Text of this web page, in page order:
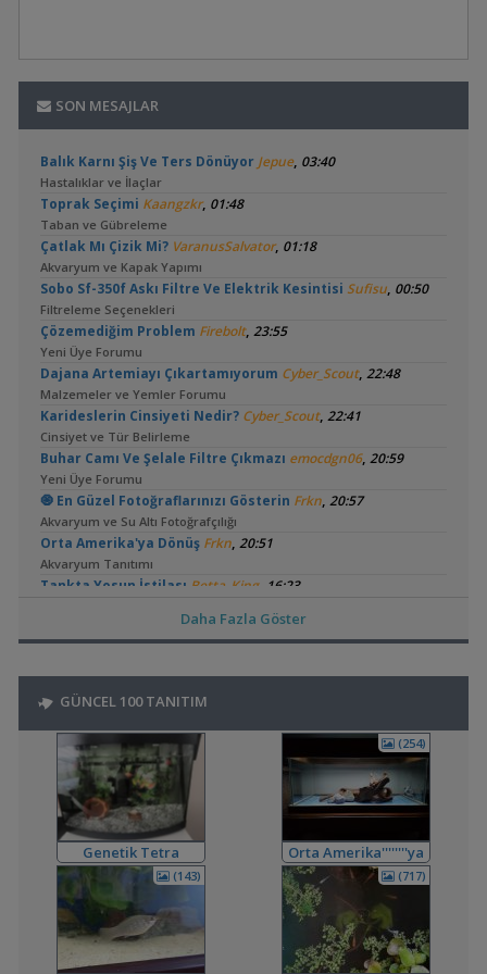
SON MESAJLAR
Balık Karnı Şiş Ve Ters Dönüyor Jepue, 03:40
Hastalıklar ve İlaçlar
Toprak Seçimi Kaangzkr, 01:48
Taban ve Gübreleme
Çatlak Mı Çizik Mi? VaranusSalvator, 01:18
Akvaryum ve Kapak Yapımı
Sobo Sf-350f Askı Filtre Ve Elektrik Kesintisi Sufisu, 00:50
Filtreleme Seçenekleri
Çözemediğim Problem Firebolt, 23:55
Yeni Üye Forumu
Dajana Artemiayı Çıkartamıyorum Cyber_Scout, 22:48
Malzemeler ve Yemler Forumu
Karideslerin Cinsiyeti Nedir? Cyber_Scout, 22:41
Cinsiyet ve Tür Belirleme
Buhar Camı Ve Şelale Filtre Çıkmazı emocdgn06, 20:59
Yeni Üye Forumu
🧿 En Güzel Fotoğraflarınızı Gösterin Frkn, 20:57
Akvaryum ve Su Altı Fotoğrafçılığı
Orta Amerika'ya Dönüş Frkn, 20:51
Akvaryum Tanıtımı
Tankta Yosun İstilası Betta_King, 16:23
Kardinal Tetralarım Durduk Yere Öldü
15:45
Ternapi Medaka Pondları
Akvaryum Tanıtımı
Bitki Kum Ve Balık TavsiyesiCyber_Scout,02:16
Akvaryum ve Tür Tavsiyesi
Melek BalığıMilners 00:08
Yeni Üye Forumu
Ne Yapmalıyım Hidro Dinamik
Yeni Üye Forumu
Balkondaki Pondum Çok Isınıyor. SaviaSora,18:18
Bitki Akvaryumları Genel
3'lü Kartuş + Ro Filtre Sistemi Borulaması flanormimar
15:11
Filtreleme Seçenekleri
3in1 Güney Amerika Tankları Ve Vertikal Bahçe
Daha Fazla Göster
GÜNCEL 100 TANITIM
Genetik Tetra
(143)
(254)
Orta Amerika''''''''ya
Dönüş
(717)